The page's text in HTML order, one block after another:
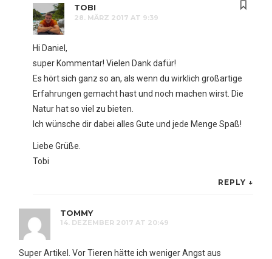
TOBI
28. MÄRZ 2017 AT 9:39
Hi Daniel,
super Kommentar! Vielen Dank dafür!
Es hört sich ganz so an, als wenn du wirklich großartige
Erfahrungen gemacht hast und noch machen wirst. Die
Natur hat so viel zu bieten.
Ich wünsche dir dabei alles Gute und jede Menge Spaß!
Liebe Grüße.
Tobi
REPLY ↓
TOMMY
14. DEZEMBER 2017 AT 20:49
Super Artikel. Vor Tieren hätte ich weniger Angst aus